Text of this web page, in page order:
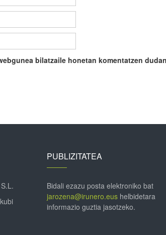
bilatzaile honetan komentatzen
PUBLIZITATEA
Bidali ezazu posta elektroniko bat
jarozena@irunero.eushelbidetara
informazio guztia jasotzeko.